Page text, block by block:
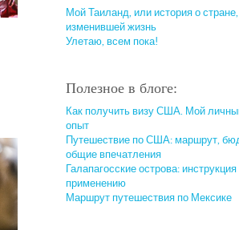
Мой Таиланд, или история о стране,
изменившей жизнь
Улетаю, всем пока!
Полезное в блоге:
Как получить визу США. Мой
опыт
Путешествие по США: маршрут,
общие впечатления
Галапагосские острова: инструкция
применению
Маршрут путешествия по Мексике